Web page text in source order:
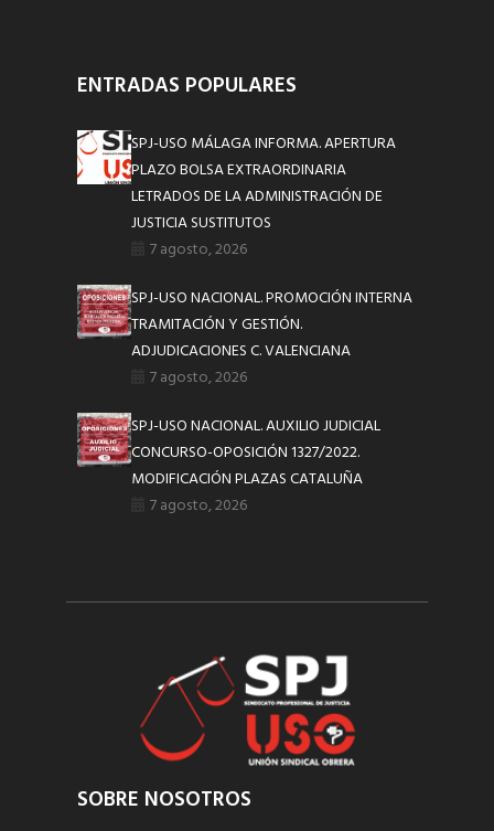
ENTRADAS POPULARES
SPJ-USO MÁLAGA INFORMA. APERTURA
PLAZO BOLSA EXTRAORDINARIA
LETRADOS DE LA ADMINISTRACIÓN DE
JUSTICIA SUSTITUTOS
7 agosto, 2026
SPJ-USO NACIONAL. PROMOCIÓN INTERNA
TRAMITACIÓN Y GESTIÓN.
ADJUDICACIONES C. VALENCIANA
7 agosto, 2026
SPJ-USO NACIONAL. AUXILIO JUDICIAL
CONCURSO-OPOSICIÓN 1327/2022.
MODIFICACIÓN PLAZAS CATALUÑA
7 agosto, 2026
SOBRE NOSOTROS